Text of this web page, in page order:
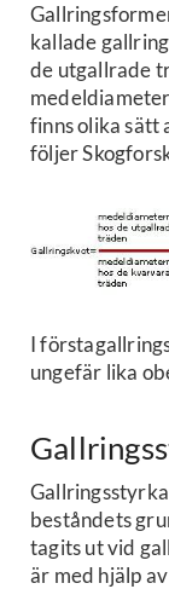
kallade
de utgallrade
finns olika sätt
följer
I
ungefär lika
beståndets
tagits ut vid
är med hjälp